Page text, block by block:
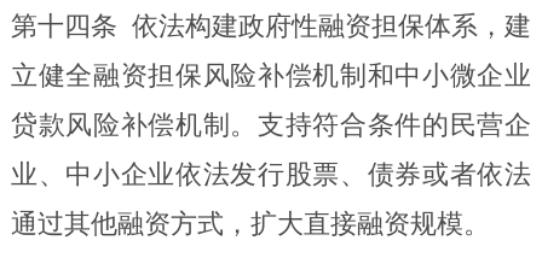
第十四条 依法构建政府性融资担保体系，建
立健全融资担保风险补偿机制和中小微企业
贷款风险补偿机制。支持符合条件的民营企
业、中小企业依法发行股票、债券或者依法
通过其他融资方式，扩大直接融资规模。